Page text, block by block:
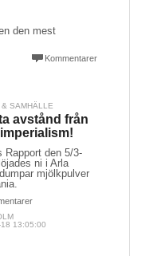
den mest
Kommentarer
SAMHÄLLE
avstånd från
Rapport den 5/3-
ni i Arla
mjölkpulver
13:05:00